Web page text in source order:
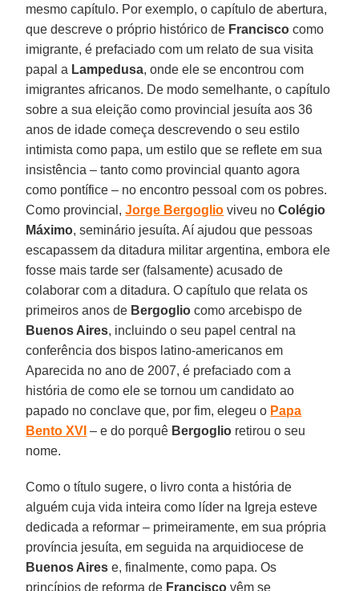
mesmo capítulo. Por exemplo, o capítulo de abertura,
que descreve o próprio histórico de Francisco como
imigrante, é prefaciado com um relato de sua visita
papal a Lampedusa, onde ele se encontrou com
imigrantes africanos. De modo semelhante, o capítulo
sobre a sua eleição como provincial jesuíta aos 36
anos de idade começa descrevendo o seu estilo
intimista como papa, um estilo que se reflete em sua
insistência – tanto como provincial quanto agora
como pontífice – no encontro pessoal com os pobres.
Como provincial,Jorge Bergoglio viveu noColégio
Máximo, seminário jesuíta. Aí ajudou que pessoas
escapassem da ditadura militar argentina, embora ele
fosse mais tarde ser (falsamente) acusado de
colaborar com a ditadura. O capítulo que relata os
primeiros anos de Bergoglio como arcebispo de
Buenos Aires, incluindo o seu papel central na
conferência dos bispos latino-americanos em
Aparecida no ano de 2007, é prefaciado com a
história de como ele se tornou um candidato ao
papado no conclave que, por fim, elegeu o Papa
Bento XVI – e do porquê Bergoglio retirou o seu
nome.
Como o título sugere, o livro conta a história de
alguém cuja vida inteira como líder na Igreja esteve
dedicada a reformar – primeiramente, em sua própria
província jesuíta, em seguida na arquidiocese de
Buenos Aires e, finalmente, como papa. Os
princípios de reforma de Francisco vêm se